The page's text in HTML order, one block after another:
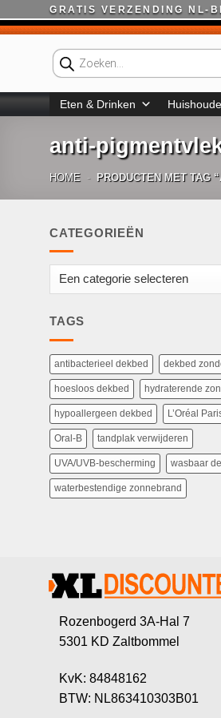
naar
GRATIS VERZENDING NL-
Producten
zoeken
Eten & Drinken
anti-
HOME - PRODUCTEN MET TAG
CATEGORIEËN
TAGS
antibacterieel dekbed dekbed
hoesloos dekbed hydraterende
hypoallergeen dekbed L’Oréal
Oral-B tandplak verwijderen
UVA/UVB-bescherming wasbaar
waterbestendige zonnebrand
Rozenbogerd 3A-Hal 7
5301 KD Zaltbommel
KvK: 84848162
BTW: NL863410303B01